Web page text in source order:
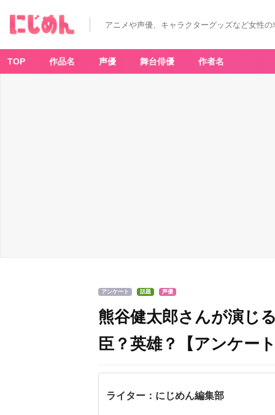
アニメや声優、キャラクターグッズなど女性
TOP 作品名 声優 舞台俳優 作者名
アンケート 話題 声優
熊谷健太郎さんが演じ
臣？英雄？【アンケー
ライター：にじめん編集部